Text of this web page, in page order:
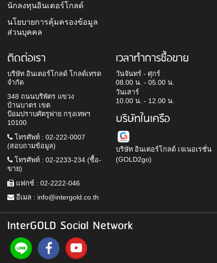
นักลงทุนอินเตอร์โกลด์
นโยบายการคุ้มครองข้อมูล
ส่วนบุคคล
ติดต่อเรา
บริษัท อินเตอร์โกลด์ โกลด์เทรด
จำกัด
348 ถนนบริพัตร แขวง
บ้านบาตร เขต
ป้อมปราบศัตรูพ่าย กรุงเทพฯ
10100
โทรศัพท์ : 02-222-0007
(สอบถามข้อมูล)
โทรศัพท์ : 02-2233-234 (ซื้อ-
ขาย)
แฟกซ์ : 02-2222-046
อีเมล : info@intergold.co.th
เวลาทำการซื้อขาย
วันจันทร์ - ศุกร์
08.00 น. - 05.00 น.
วันเสาร์
10.00 น. - 12.00 น.
บริษัทในเครือ
บริษัท อินเตอร์โกลด์ เจเนอเรชั่น
(GOLD2go)
InterGOLD Social Network